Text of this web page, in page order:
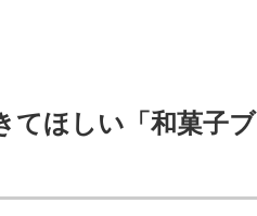
てほしい「和菓子ブ